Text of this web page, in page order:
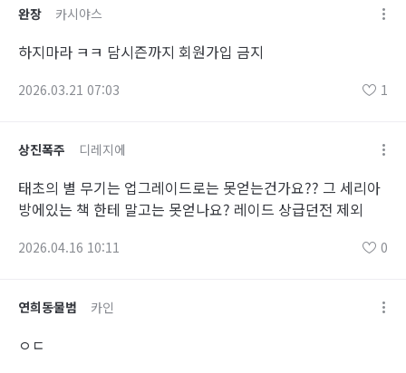
완장 카시야스
하지마라 ㅋㅋ 담시즌까지 회원가입 금지
2026.03.21 07:03 1
상진폭주 디레지에
태초의 별 무기는 업그레이드로는 못얻는건가요?? 그 세리아
방에있는 책 한테 말고는 못얻나요? 레이드 상급던전 제외
2026.04.16 10:11 0
연희동물범 카인
ㅇㄷ